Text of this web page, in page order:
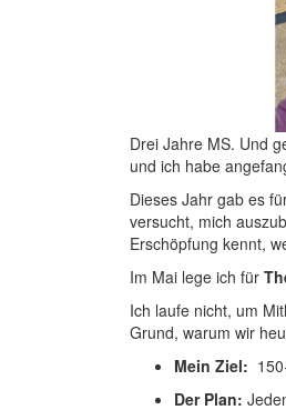
Drei Jahre MS. Und
und ich habe
Dieses Jahr gab es
versucht, mich
Erschöpfung kennt,
Im Mai lege ich für
Ich laufe nicht, um
Grund, warum wir
Mein Ziel:
Der Plan: